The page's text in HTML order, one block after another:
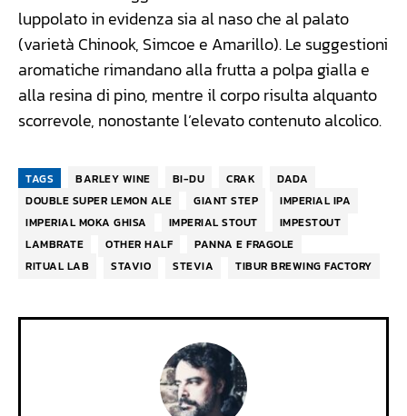
luppolato in evidenza sia al naso che al palato
(varietà Chinook, Simcoe e Amarillo). Le suggestioni
aromatiche rimandano alla frutta a polpa gialla e
alla resina di pino, mentre il corpo risulta alquanto
scorrevole, nonostante l’elevato contenuto alcolico.
TAGS BARLEY WINE BI-DU CRAK
DADA
DOUBLE SUPER LEMON ALE
GIANT STEP
IMPERIAL IPA
IMPERIAL MOKA GHISA
IMPERIAL STOUT
IMPESTOUT
LAMBRATE
OTHER HALF
PANNA E FRAGOLE
RITUAL LAB
STAVIO STEVIA TIBUR BREWING FACTORY